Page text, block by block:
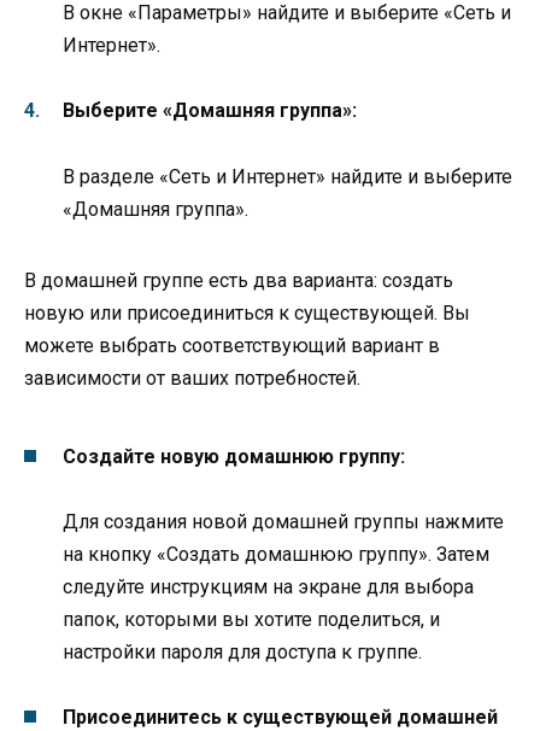
В окне «Параметры» найдите и выберите «Сеть и
Интернет».
Выберите «Домашняя группа»:
В разделе «Сеть и Интернет» найдите и выберите
«Домашняя группа».
В домашней группе есть два варианта: создать
новую или присоединиться к существующей. Вы
можете выбрать соответствующий вариант в
зависимости от ваших потребностей.
Создайте новую домашнюю группу:
Для создания новой домашней группы нажмите
на кнопку «Создать домашнюю группу». Затем
следуйте инструкциям на экране для выбора
папок, которыми вы хотите поделиться, и
настройки пароля для доступа к группе.
Присоединитесь к существующей домашней